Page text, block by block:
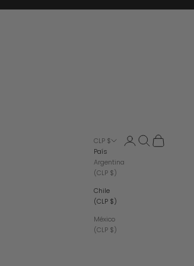
CLP $
País
Argentina
(CLP $)
Chile
(CLP $)
México
(CLP $)
Iniciar sesión
BuscarCesta